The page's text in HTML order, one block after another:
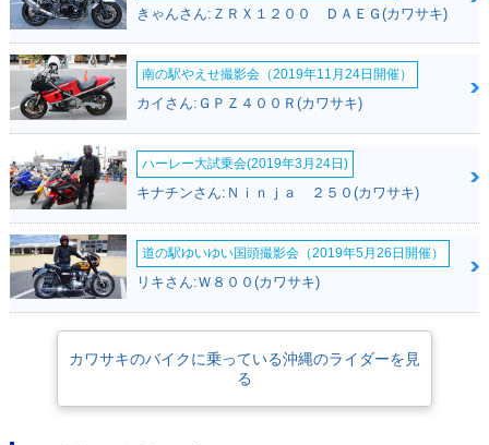
1998年 BALIUS
Ⅱ・カラーチェンジ
1997年 BALIUS
Ⅱ・新登場
きゃんさん:ＺＲＸ１２００ ＤＡＥＧ(カワサキ)
南の駅やえせ撮影会（2019年11月24日開催）
カイさん:ＧＰＺ４００Ｒ(カワサキ)
ハーレー大試乗会(2019年3月24日)
キナチンさん:Ｎｉｎｊａ ２５０(カワサキ)
道の駅ゆいゆい国頭撮影会（2019年5月26日開催）
リキさん:Ｗ８００(カワサキ)
カワサキのバイクに乗っている沖縄のライダーを見
る